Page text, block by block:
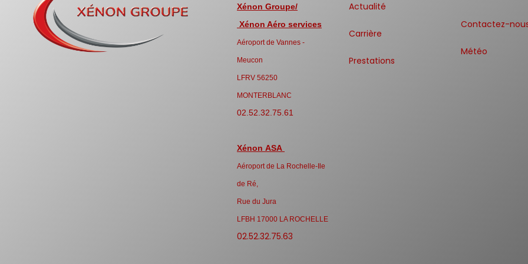
Xénon Groupe/
Xénon Aéro services
Aéroport de Vannes -
Meucon
LFRV 56250
MONTERBLANC
02.52.32.75.61
Xénon ASA
Aéroport de La Rochelle-Ile
de Ré,
Rue du Jura
LFBH 17000 LA ROCHELLE
02.52.32.75.63
Actualité
Carrière
Prestations
Contactez-
Météo